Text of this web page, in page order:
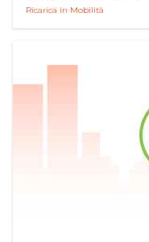
Ricarica in Mobilità